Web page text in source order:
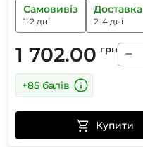
Самовивіз
1-2 дні
Доставка
2-4 дні
1 702.00 грн −
+85 балів
Купити